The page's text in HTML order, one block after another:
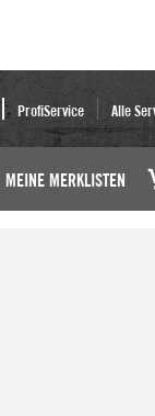
ProfiService Alle
MEINE MERKLISTEN